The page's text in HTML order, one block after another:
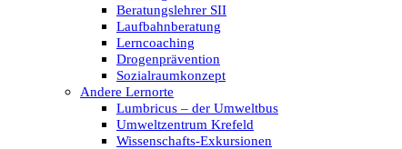
Beratungslehrer SII
Laufbahnberatung
Lerncoaching
Drogenprävention
Sozialraumkonzept
Andere Lernorte
Lumbricus – der Umweltbus
Umweltzentrum Krefeld
Wissenschafts-Exkursionen